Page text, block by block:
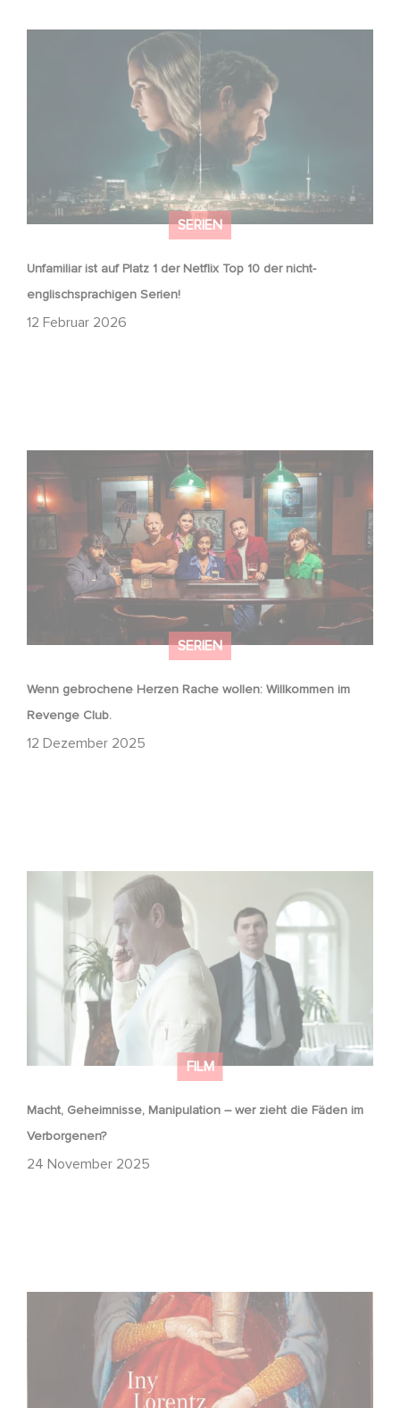
SERIEN
Unfamiliar ist auf Platz 1 der Netflix Top 10 der nicht-
englischsprachigen Serien!
12 Februar 2026
Unfamiliar ist auf Platz 1 der Netflix Top 10 der nicht-
englischsprachigen Serien!
SERIEN
Wenn gebrochene Herzen Rache wollen: Willkommen im
Revenge Club.
12 Dezember 2025
Wenn gebrochene Herzen Rache wollen: Willkommen im
Revenge Club.
FILM
Macht, Geheimnisse, Manipulation – wer zieht die Fäden im
Verborgenen?
24 November 2025
Macht, Geheimnisse, Manipulation – wer zieht die Fäden
im Verborgenen?
FFF Bayern und MBB fördern neues Gaumont Projekt DIE
WANDERHURE